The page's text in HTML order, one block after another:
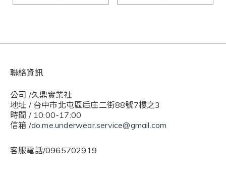
聯絡資訊
公司 /久鼎實業社
地址 / 台中市北屯區后庄二街88號7樓之3
時間 / 10:00-17:00
信箱 /do.me.underwear.service@gmail.com
客服電話/0965702919